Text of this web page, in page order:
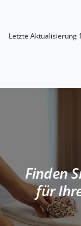
Letzte Aktualisierung
Finden
für